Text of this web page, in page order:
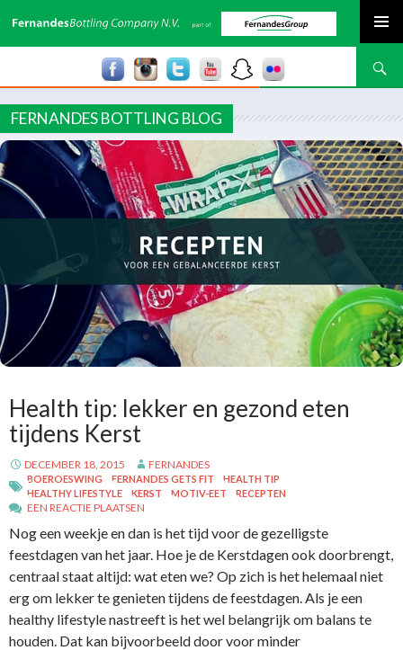
Zoeken
FERNANDES BOTTLING BLOG
Health tip: lekker en gezond eten
tijdens Kerst
DECEMBER 18, 2015 FERNANDES
BOEROESWING FERNANDES GETS FIT
HEALTH TIP
HEALTHY LIFESTYLE
KERST MOTIV-EET RECEPTEN
EEN REACTIE PLAATSEN
Nog een weekje en dan is het tijd voor de gezelligste
feestdagen van het jaar. Hoe je de Kerstdagen ook doorbrengt,
centraal staat altijd: wat eten we? Op zich is het helemaal niet
erg om lekker te genieten tijdens de feestdagen. Als je een
healthy lifestyle nastreeft is het wel belangrijk om balans te
houden. Dat kan bijvoorbeeld door voor minder